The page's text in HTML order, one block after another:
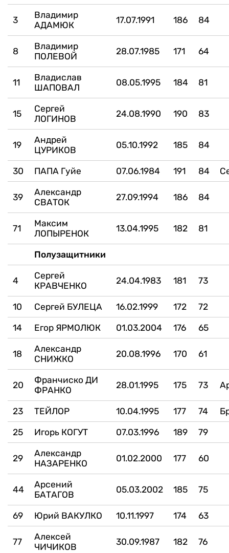
3
Владимир
АДАМЮК
17.07.1991 186 84
8
Владимир
ПОЛЕВОЙ
28.07.1985 171 64
11
Владислав
ШАПОВАЛ
08.05.1995 184 81
15
Сергей
ЛОГИНОВ
24.08.1990 190 83
19
Андрей
ЦУРИКОВ
05.10.1992 185 84
30 ПАПА Гуйе 07.06.1984 191 84
39
Александр
СВАТОК
27.09.1994 186 84
71
Максим
ЛОПЫРЕНОК
13.04.1995 182 81
Полузащитники
4
Сергей
КРАВЧЕНКО
24.04.1983 181 73
10 Сергей БУЛЕЦА 16.02.1999 172 72
14 Егор ЯРМОЛЮК 01.03.2004 176 65
18
Александр
СНИЖКО
20.08.1996 170 61
20
Франчиско ДИ
ФРАНКО
28.01.1995 175 73
23 ТЕЙЛОР 10.04.1995 177 74
25 Игорь КОГУТ 07.03.1996 189 79
29
Александр
НАЗАРЕНКО
01.02.2000 177 60
44
Арсений
БАТАГОВ
05.03.2002 185 75
69 Юрий ВАКУЛКО 10.11.1997 174 63
77
Алексей
ЧИЧИКОВ
30.09.1987 182 76